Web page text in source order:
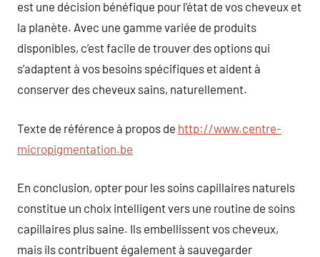
est une décision bénéfique pour l’état de vos cheveux et
la planète. Avec une gamme variée de produits
disponibles, c’est facile de trouver des options qui
s’adaptent à vos besoins spécifiques et aident à
conserver des cheveux sains, naturellement.
Texte de référence à propos de http://www.centre-
micropigmentation.be
En conclusion, opter pour les soins capillaires naturels
constitue un choix intelligent vers une routine de soins
capillaires plus saine. Ils embellissent vos cheveux,
mais ils contribuent également à sauvegarder